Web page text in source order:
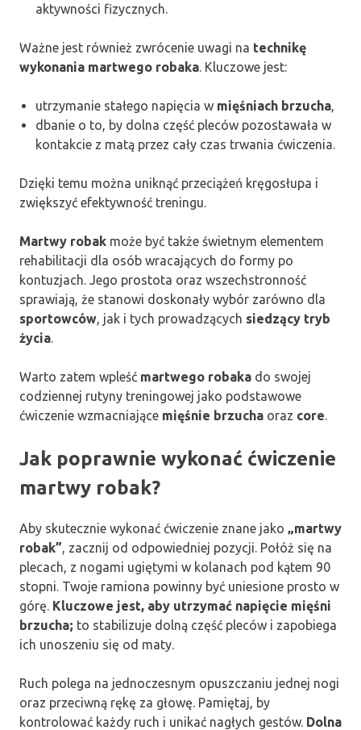
aktywności fizycznych.
Ważne jest również zwrócenie uwagi na technikę
wykonania martwego robaka. Kluczowe jest:
utrzymanie stałego napięcia w mięśniach brzucha,
dbanie o to, by dolna część pleców pozostawała w
kontakcie z matą przez cały czas trwania ćwiczenia.
Dzięki temu można uniknąć przeciążeń kręgosłupa i
zwiększyć efektywność treningu.
Martwy robak może być także świetnym elementem
rehabilitacji dla osób wracających do formy po
kontuzjach. Jego prostota oraz wszechstronność
sprawiają, że stanowi doskonały wybór zarówno dla
sportowców, jak i tych prowadzących siedzący tryb
życia.
Warto zatem wpleść martwego robaka do swojej
codziennej rutyny treningowej jako podstawowe
ćwiczenie wzmacniające mięśnie brzucha oraz core.
Jak poprawnie wykonać ćwiczenie
martwy robak?
Aby skutecznie wykonać ćwiczenie znane jako „martwy
robak”, zacznij od odpowiedniej pozycji. Połóż się na
plecach, z nogami ugiętymi w kolanach pod kątem 90
stopni. Twoje ramiona powinny być uniesione prosto w
górę. Kluczowe jest, aby utrzymać napięcie mięśni
brzucha; to stabilizuje dolną część pleców i zapobiega
ich unoszeniu się od maty.
Ruch polega na jednoczesnym opuszczaniu jednej nogi
oraz przeciwną rękę za głowę. Pamiętaj, by
kontrolować każdy ruch i unikać nagłych gestów. Dolna